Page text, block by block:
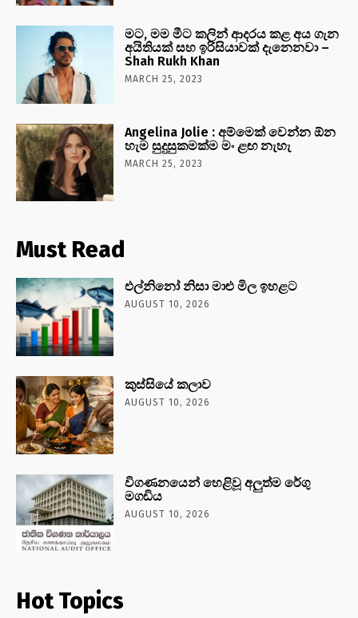
මට, මම මීට කලින් ආදරය කළ අය ගැන
අයිතියක් සහ ඉරිසියාවක් දැනෙනවා –
Shah Rukh Khan
MARCH 25, 2023
Angelina Jolie : අම්මෙක් වෙන්න ඕන
හැම සුදුසුකමක්ම මං ළඟ නැහැ
MARCH 25, 2023
Must Read
එල්නිනෝ නිසා මාළු මිල ඉහළට
AUGUST 10, 2026
කුස්සියේ කලාව
AUGUST 10, 2026
විගණනයෙන් හෙළිවූ අලුත්ම රේගු
මගඩිය
AUGUST 10, 2026
Hot Topics